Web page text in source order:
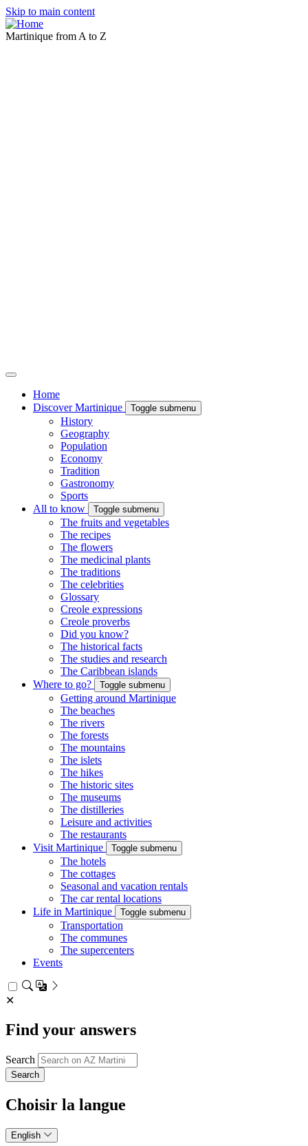
Skip to main content
Martinique from A to Z
Home
Discover Martinique
Toggle submenu
History
Geography
Population
Economy
Tradition
Gastronomy
Sports
All to know
Toggle submenu
The fruits and vegetables
The recipes
The flowers
The medicinal plants
The traditions
The celebrities
Glossary
Creole expressions
Creole proverbs
Did you know?
The historical facts
The studies and research
The Caribbean islands
Where to go?
Toggle submenu
Getting around Martinique
The beaches
The rivers
The forests
The mountains
The islets
The hikes
The historic sites
The museums
The distilleries
Leisure and activities
The restaurants
Visit Martinique
Toggle submenu
The hotels
The cottages
Seasonal and vacation rentals
The car rental locations
Life in Martinique
Toggle submenu
Transportation
The communes
The supercenters
Events
✕
Find your answers
Search
Choisir la langue
English